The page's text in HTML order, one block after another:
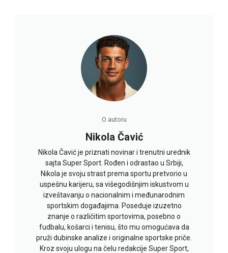
O autoru
Nikola Čavić
Nikola Čavić je priznati novinar i trenutni urednik
sajta Super Sport. Rođen i odrastao u Srbiji,
Nikola je svoju strast prema sportu pretvorio u
uspešnu karijeru, sa višegodišnjim iskustvom u
izveštavanju o nacionalnim i međunarodnim
sportskim događajima. Poseduje izuzetno
znanje o različitim sportovima, posebno o
fudbalu, košarci i tenisu, što mu omogućava da
pruži dubinske analize i originalne sportske priče.
Kroz svoju ulogu na čelu redakcije Super Sport,